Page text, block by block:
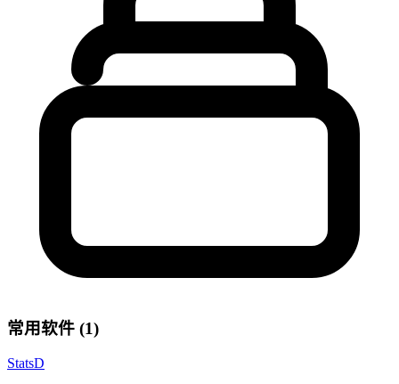
常用软件 (1)
StatsD